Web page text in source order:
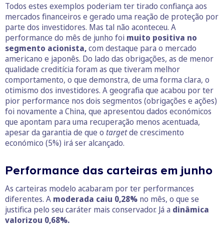
Todos estes exemplos poderiam ter tirado confiança aos
mercados financeiros e gerado uma reação de proteção por
parte dos investidores. Mas tal não aconteceu. A
performance do mês de junho foi muito positiva no
segmento acionista,com destaque para o mercado
americano e japonês. Do lado das obrigações, as de menor
qualidade creditícia foram as que tiveram melhor
comportamento, o que demonstra, de uma forma clara, o
otimismo dos investidores. A geografia que acabou por ter
pior performance nos dois segmentos (obrigações e ações)
foi novamente a China, que apresentou dados económicos
que apontam para uma recuperação menos acentuada,
apesar da garantia de que o targetde crescimento
económico (5%) irá ser alcançado.
Performance das carteiras em junho
As carteiras modelo acabaram por ter performances
diferentes. A moderada caiu 0,28% no mês, o que se
justifica pelo seu caráter mais conservador. Já a dinâmica
valorizou 0,68%.